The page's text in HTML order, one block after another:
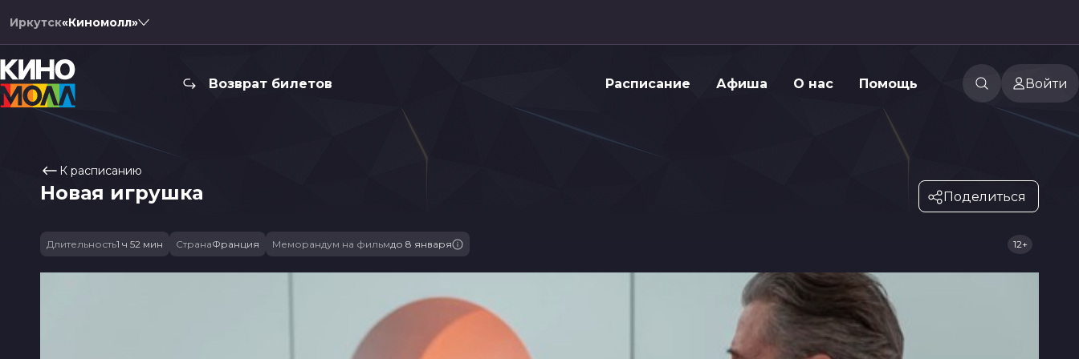
Иркутск«Киномолл»
Возврат билетов Расписание Афиша О нас Помощь Войти
К расписанию
Новая игрушка Поделиться
Длительность1 ч 52 мин СтранаФранция Меморандум на фильмдо 8 января 12+